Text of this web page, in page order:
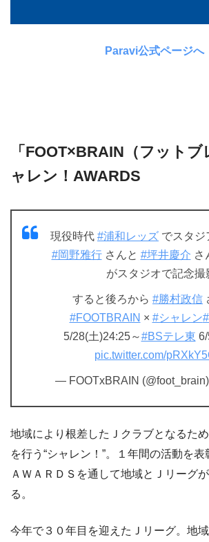
Paravi公式ページへ
「FOOT×BRAIN（フット
ャレン！AWARDS
現役時代 #浦和レッズ でスタジ
#岡野雅行さんと #坪井慶介 さ
がスタジオで記念撮
すると後ろから #勝村政信
#FOOTBRAIN × #シャレン
5/28(土)24:25～#BSテレ東
pic.twitter.com/
— FOOTxBRAIN (@foot_brain)
地域により根差したＪクラブとなるた
を行う“シャレン！”。１年間の活動を表
ＡＷＡＲＤＳを通して地域とＪリーグ
る。
今年で３０年目を迎えたＪリーグ。地